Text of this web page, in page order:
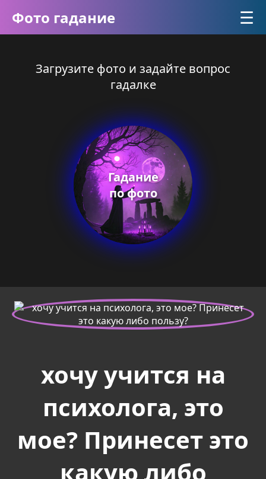
Фото гадание ☰
Загрузите фото и задайте вопрос
гадалке
Гадание
по фото
хочу учится на
психолога, это
мое? Принесет это
какую либо